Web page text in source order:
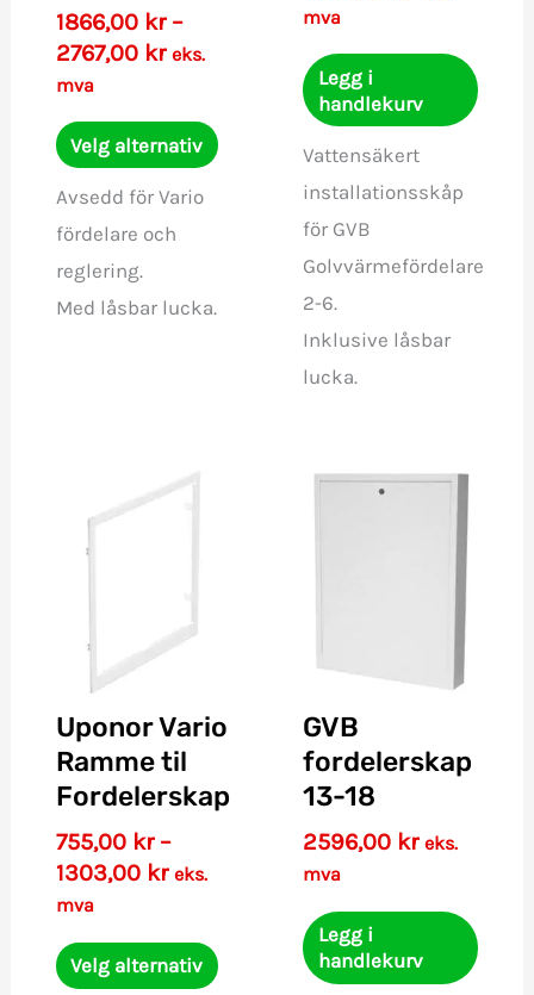
1866,00 kr –
2767,00 krPrisområde:
2767,00 kr
eks.
mva
Velg alternativ
produktet
Alternativene
Avsedd för Vario
fördelare och
reglering.
Med låsbar lucka.
mva
Legg i
handlekurv
Vattensäkert
installationsskåp
för GVB
Golvvärmefördelare
2-6.
Inklusive låsbar
lucka.
Uponor Vario
Ramme til
Fordelerskap
755,00 kr –
1303,00 krPrisområde:
1303,00 kr
eks.
mva
Velg alternativ
GVB
fordelerskap
13-18
2596,00 kr eks.
mva
Legg i
handlekurv